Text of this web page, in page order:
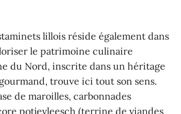
lillois réside également dans
le patrimoine culinaire
du Nord, inscrite dans un héritage
trouve ici tout son sens.
de maroilles, carbonnades
potjevleesch (terrine de viandes